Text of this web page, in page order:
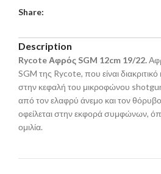
Share:
Description
Rycote Αφρός SGM 12cm 19/22.
SGM της Rycote, που είναι
στην κεφαλή του μικροφώνου
από τον ελαφρύ άνεμο και τον
οφείλεται στην εκφορά συμφώνων,
ομιλία.